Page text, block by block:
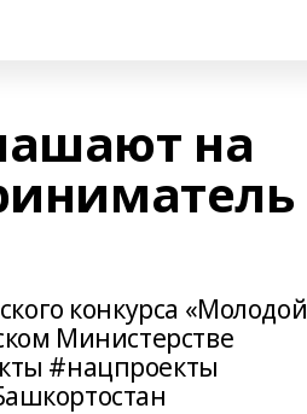
на
конкурса «Молодой
Министерстве
#нацпроекты